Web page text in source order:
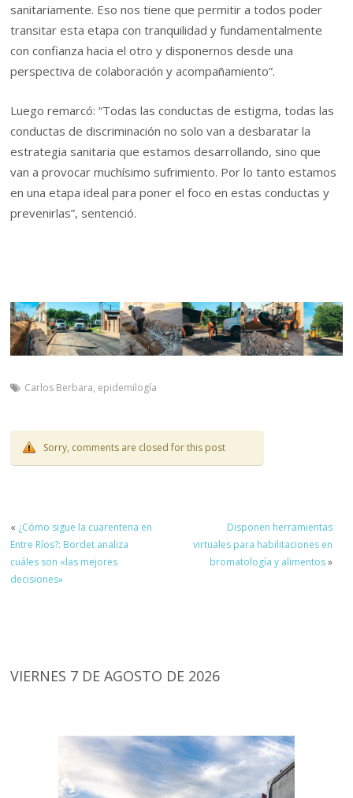
sanitariamente. Eso nos tiene que permitir a todos poder
transitar esta etapa con tranquilidad y fundamentalmente
con confianza hacia el otro y disponernos desde una
perspectiva de colaboración y acompañamiento”.
Luego remarcó: “Todas las conductas de estigma, todas las
conductas de discriminación no solo van a desbaratar la
estrategia sanitaria que estamos desarrollando, sino que
van a provocar muchísimo sufrimiento. Por lo tanto estamos
en una etapa ideal para poner el foco en estas conductas y
prevenirlas”, sentenció.
Carlos Berbara, epidemilogía
Sorry, comments are closed for this post
« ¿Cómo sigue la cuarentena en
Entre Ríos?: Bordet analiza
cuáles son «las mejores
decisiones»
Disponen herramientas
virtuales para habilitaciones en
bromatología y alimentos»
VIERNES 7 DE AGOSTO DE 2026